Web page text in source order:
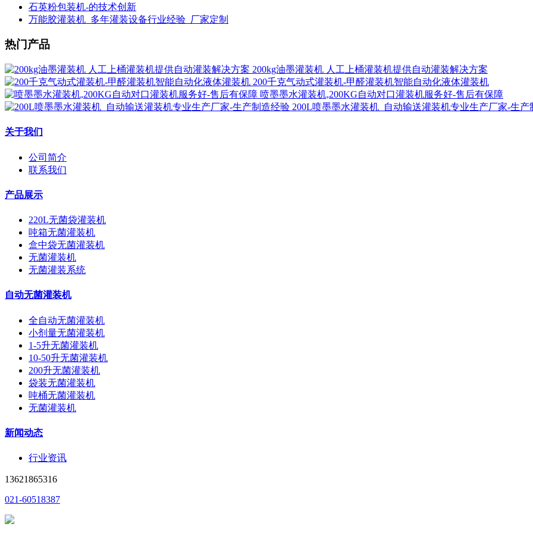
石英粉包装机-的技术创新
万能胶灌装机_多年灌装设备行业经验_厂家定制
热门产品
200kg油墨灌装机 人工上桶灌装机提供自动灌装解决方案
200千克气动式灌装机-甲醛灌装机智能自动化液体灌装机
喷墨墨水灌装机,200KG自动对口灌装机服务好-售后有保障
200L喷墨墨水灌装机_自动输送灌装机专业生产厂家-生产
关于我们
公司简介
联系我们
产品展示
220L无菌袋灌装机
吨箱无菌灌装机
盒中袋无菌灌装机
无菌灌装机
无菌灌装系统
自动无菌灌装机
全自动无菌灌装机
小剂量无菌灌装机
1-5升无菌灌装机
10-50升无菌灌装机
200升无菌灌装机
袋装无菌灌装机
吨桶无菌灌装机
无菌灌装机
新闻动态
行业资讯
13621865316
021-60518387